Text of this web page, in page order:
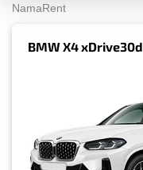
NamaRent
BMW X4 xDrive30d